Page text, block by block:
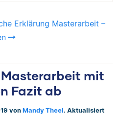
Erklärung Masterarbeit –
mit
Fazit ab
von Mandy Theel. Aktualisiert